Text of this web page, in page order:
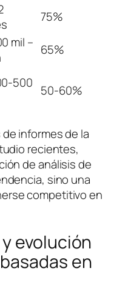
75%
mil – 65%
500 50-60%
informes de la
recientes,
de análisis de
sino una
competitivo en
evolución
en